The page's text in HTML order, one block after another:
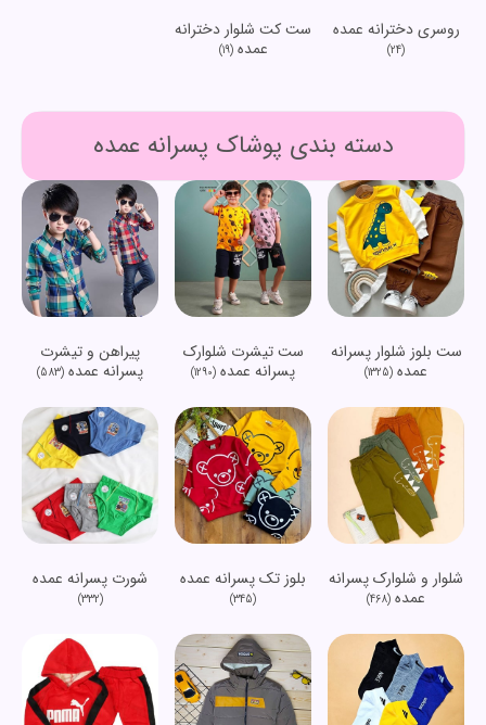
روسری دخترانه عمده
(24)
ست کت شلوار دخترانه
عمده(19)
دسته بندی پوشاک پسرانه عمده
ست بلوز شلوار پسرانه
عمده (1325)
ست تیشرت شلوارک
پسرانه عمده (1290)
پیراهن و تیشرت
پسرانه عمده (583)
شلوار و شلوارک پسرانه
عمده (468)
بلوز تک پسرانه عمده
(345)
شورت پسرانه عمده
(332)